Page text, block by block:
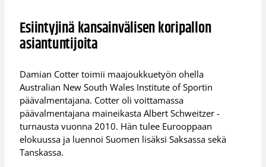
Esiintyjinä kansainvälisen koripallon
asiantuntijoita
Damian Cotter toimii maajoukkuetyön ohella
Australian New South Wales Institute of Sportin
päävalmentajana. Cotter oli voittamassa
päävalmentajana maineikasta Albert Schweitzer -
turnausta vuonna 2010. Hän tulee Eurooppaan
elokuussa ja luennoi Suomen lisäksi Saksassa sekä
Tanskassa.